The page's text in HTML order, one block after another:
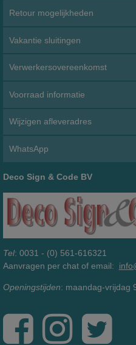
Retour mogelijkheden
Vakantie sluitingen
Verwerkersovereenkomst
Voorraad informatie
Wijzigen afleveradres
WhatsApp
Deco Sign & Code BV
Tel: 0031 - (0) 561-616321
Aanvragen per chat of email:
Openingstijden: maandag-vrijdag